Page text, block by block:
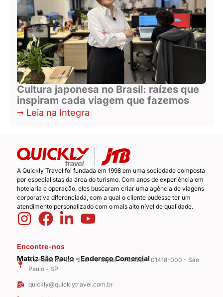
Cultura japonesa no Brasil: raízes que
inspiram cada viagem que fazemos
Leia na Integra
A Quickly Travel foi fundada em 1998 em uma sociedade composta
por especialistas da área do turismo. Com anos de experiência em
hotelaria e operação, eles buscaram criar uma agência de viagens
corporativa diferenciada, com a qual o cliente pudesse ter um
atendimento personalizado com o mais alto nível de qualidade.
Encontre-nos
Matriz São Paulo - Endereço Comercial
Alameda Santos, 200 - 1° andar - Paraíso - 01418-000 - São
Paulo - SP
quickly@quicklytravel.com.br